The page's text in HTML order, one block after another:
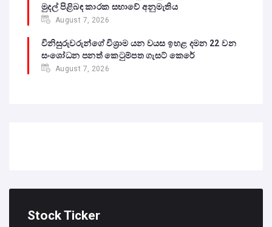
මුදල් පිළිබඳ කාරක සභාවේ අනුමැතිය
August 7, 2026
විනිසුරුවරුන්ගේ විශ්‍රාම යන වයස ඉහළ දමන 22 වන
සංශෝධන පනත් කෙටුම්පත ගැසට් කෙරේ
August 7, 2026
Stock Ticker